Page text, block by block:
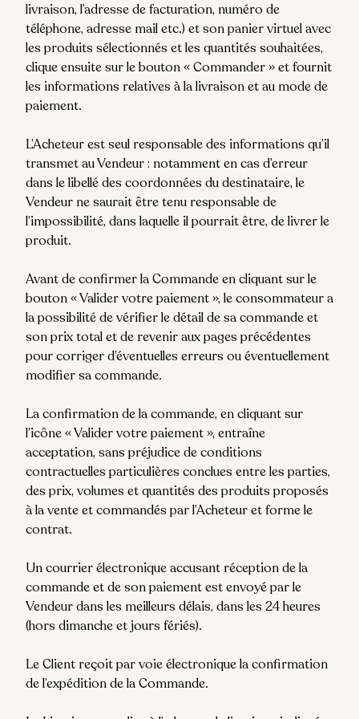
livraison, l’adresse de facturation, numéro de
téléphone, adresse mail etc.) et son panier virtuel avec
les produits sélectionnés et les quantités souhaitées,
clique ensuite sur le bouton « Commander » et fournit
les informations relatives à la livraison et au mode de
paiement.
L’Acheteur est seul responsable des informations qu’il
transmet au Vendeur : notamment en cas d’erreur
dans le libellé des coordonnées du destinataire, le
Vendeur ne saurait être tenu responsable de
l’impossibilité, dans laquelle il pourrait être, de livrer le
produit.
Avant de confirmer la Commande en cliquant sur le
bouton « Valider votre paiement », le consommateur a
la possibilité de vérifier le détail de sa commande et
son prix total et de revenir aux pages précédentes
pour corriger d’éventuelles erreurs ou éventuellement
modifier sa commande.
La confirmation de la commande, en cliquant sur
l’icône « Valider votre paiement », entraîne
acceptation, sans préjudice de conditions
contractuelles particulières conclues entre les parties,
des prix, volumes et quantités des produits proposés
à la vente et commandés par l’Acheteur et forme le
contrat.
Un courrier électronique accusant réception de la
commande et de son paiement est envoyé par le
Vendeur dans les meilleurs délais, dans les 24 heures
(hors dimanche et jours fériés).
Le Client reçoit par voie électronique la confirmation
de l’expédition de la Commande.